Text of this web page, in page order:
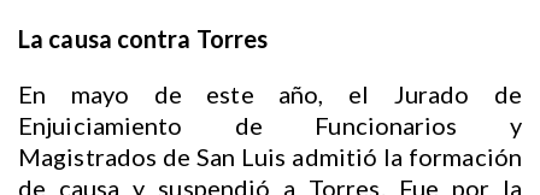
La causa contra Torres
En mayo de este año, el Jurado de
Enjuiciamiento de Funcionarios y
Magistrados de San Luis admitió la formación
de causa y suspendió a Torres. Fue por la